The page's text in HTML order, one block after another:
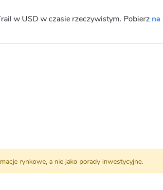
w USD w czasie rzeczywistym. Pobierz
rynkowe, a nie jako porady inwestycyjne.